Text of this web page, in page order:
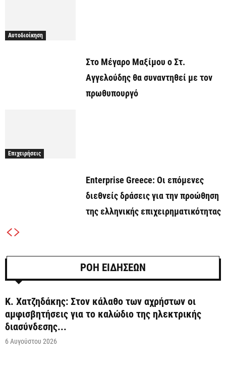
Αυτοδιοίκηση
Στο Μέγαρο Μαξίμου ο Στ.
Αγγελούδης θα συναντηθεί με τον
πρωθυπουργό
Επιχειρήσεις
Enterprise Greece: Οι επόμενες
διεθνείς δράσεις για την προώθηση
της ελληνικής επιχειρηματικότητας
ΡΟΗ ΕΙΔΗΣΕΩΝ
Κ. Χατζηδάκης: Στον κάλαθο των αχρήστων οι
αμφισβητήσεις για το καλώδιο της ηλεκτρικής
διασύνδεσης...
6 Αυγούστου 2026